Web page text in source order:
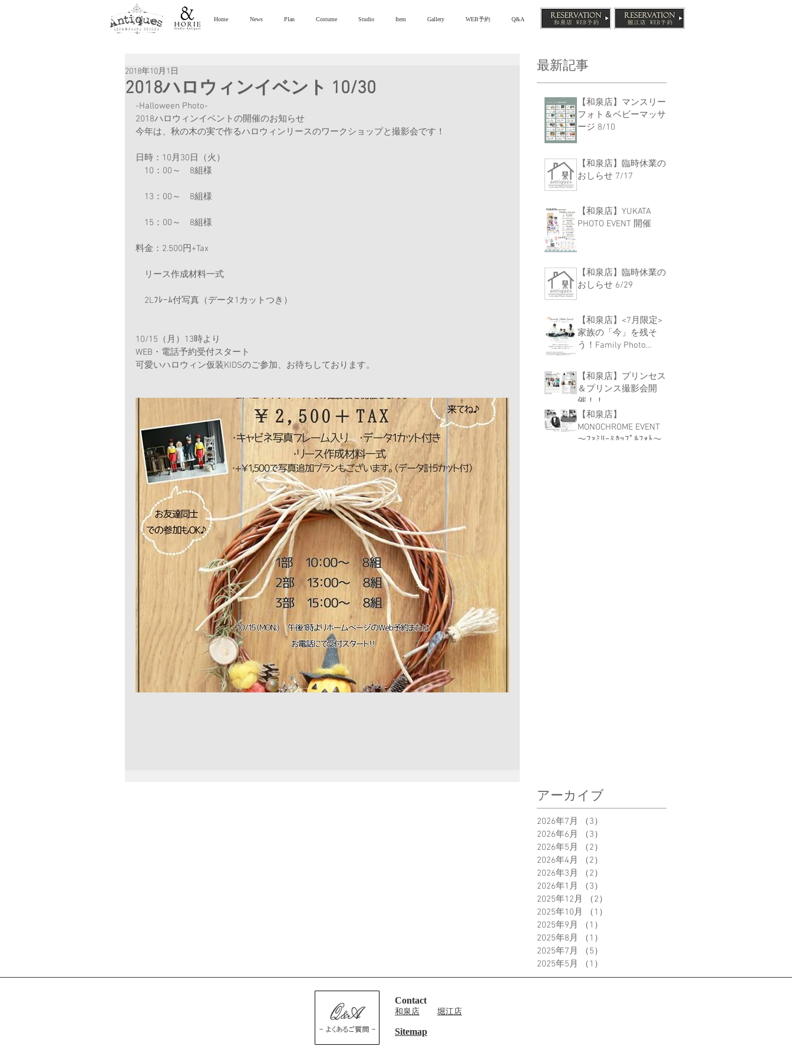
Home News Plan Costume Studio Item Gallery WEB予約 Q&A
2018ハロウィンイベント 10/30
2018年10月1日
-Halloween Photo-
2018ハロウィンイベントの開催のお知らせ
今年は、秋の木の実で作るハロウィンリースのワークショップと撮影会です！
日時：10月30日（火）
10：00～　8組様
13：00～　8組様
15：00～　8組様
料金：2.500円+Tax
リース作成材料一式
2Lﾌﾚｰﾑ付写真（データ1カットつき）
10/15（月）13時より
WEB・電話予約受付スタート
可愛いハロウィン仮装KIDSのご参加、お待ちしております。
最新記事
【和泉店】マンスリー
フォト＆ベビーマッサ
ージ 8/10
【和泉店】臨時休業の
おしらせ 7/17
【和泉店】YUKATA
PHOTO EVENT 開催
【和泉店】臨時休業の
おしらせ 6/29
【和泉店】<7月限定>
家族の「今」を残そ
う！Family Photo
【和泉店】プリンセス
＆プリンス撮影会開
催！！
【和泉店】
MONOCHROME EVENT
～ﾌｧﾐﾘｰ&ｶｯﾌﾟﾙﾌｫﾄ～
アーカイブ
2026年7月 （3）
2026年6月
（3）
2026年5月
（2）
2026年4月
（2）
2026年3月
（2）
2026年1月
（3）
2025年12月
（2）
2025年10月
（1）
2025年9月
（1）
2025年8月
（1）
2025年7月
（5）
2025年5月
（1）
Contact
和泉店 堀江店
Sitemap